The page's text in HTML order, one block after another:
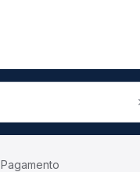
Pagamento